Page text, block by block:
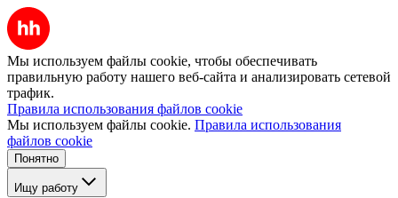
Мы используем файлы cookie, чтобы обеспечивать
правильную работу нашего веб-сайта и анализировать сетевой
трафик.
Правила использования файлов cookie
Мы используем файлы cookie. Правила использования
файлов cookie
Понятно
Ищу работу